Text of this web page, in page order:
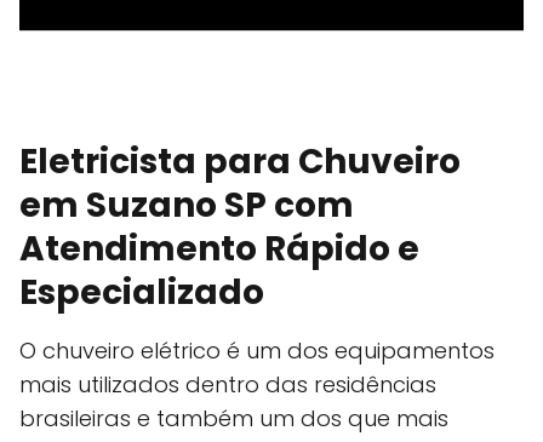
Eletricista para Chuveiro
em Suzano SP com
Atendimento Rápido e
Especializado
O chuveiro elétrico é um dos equipamentos
mais utilizados dentro das residências
brasileiras e também um dos que mais